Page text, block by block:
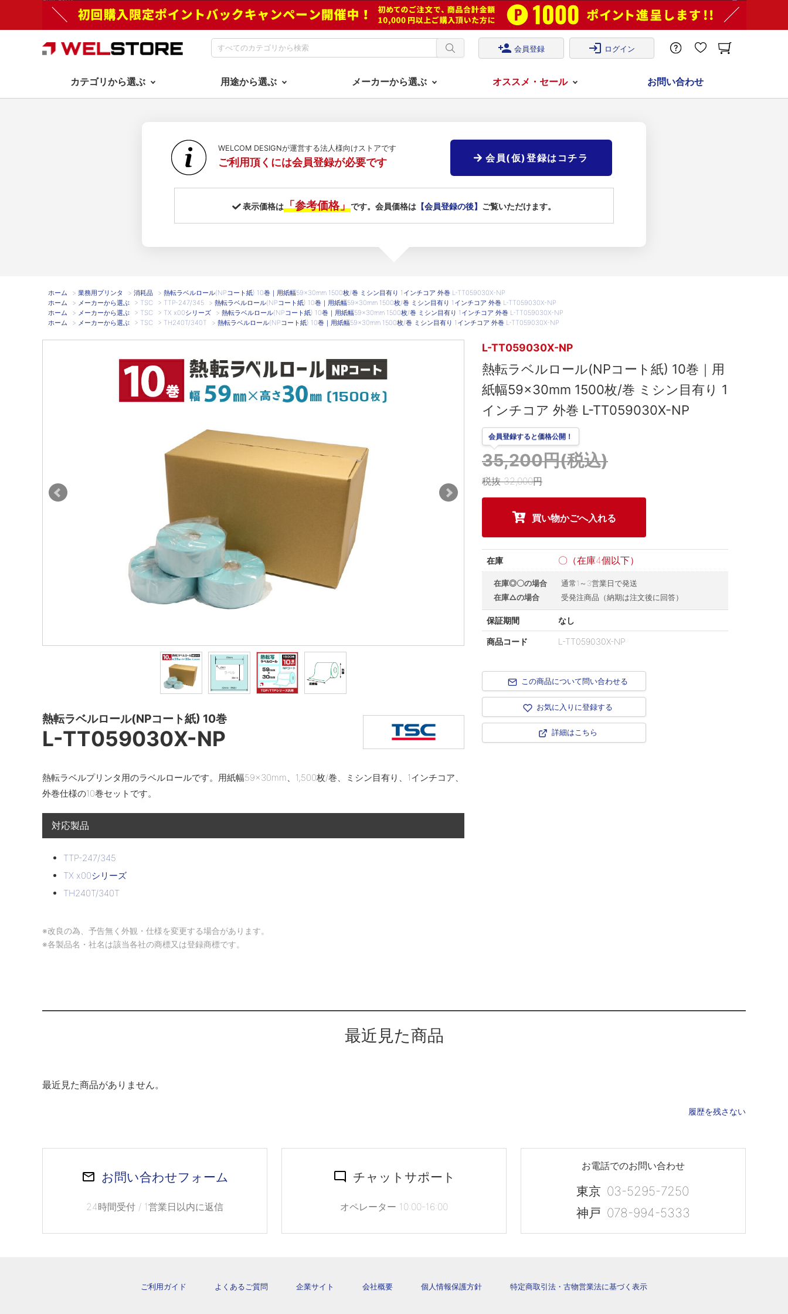
person_add 会員登録 login ログイン
カテゴリから選ぶ 用途から選ぶ メーカーから選ぶ オススメ・セール お問い合わせ
WELCOM DESIGNが運営する法人様向けストアです
ご利用頂くには会員登録が必要です 会員(仮)登録はコチラ
表示価格は「参考価格」です。会員価格は【会員登録の後】 ご覧いただけます。
ホーム > 業務用プリンタ > 消耗品 > 熱転ラベルロール(NPコート紙) 10巻｜用紙幅59×30mm 1500枚/巻 ミシン目有り 1インチコア 外巻 L-TT059030X-NP
ホーム
> メーカーから選ぶ > TSC > TTP-247/345 > 熱転ラベルロール(NPコート紙) 10巻｜用紙幅59×30mm 1500枚/巻 ミシン目有り 1インチコア 外巻 L-TT059030X-NP
ホーム
> メーカーから選ぶ > TSC > TX x00シリーズ > 熱転ラベルロール(NPコート紙) 10巻｜用紙幅59×30mm 1500枚/巻 ミシン目有り 1インチコア 外巻 L-TT059030X-NP
ホーム
> メーカーから選ぶ > TSC > TH240T/340T > 熱転ラベルロール(NPコート紙) 10巻｜用紙幅59×30mm 1500枚/巻 ミシン目有り 1インチコア 外巻 L-TT059030X-NP
熱転ラベルロール(NPコート紙) 10巻
L-TT059030X-NP
熱転ラベルプリンタ用のラベルロールです。用紙幅59×30mm、1,500枚/巻、ミシン目有り、1インチコア、
外巻仕様の10巻セットです。
対応製品
TTP-247/345
TX x00シリーズ
TH240T/340T
※改良の為、予告無く外観・仕様を変更する場合があります。
※各製品名・社名は該当各社の商標又は登録商標です。
L-TT059030X-NP
熱転ラベルロール(NPコート紙) 10巻｜用
紙幅59×30mm 1500枚/巻 ミシン目有り 1
インチコア 外巻 L-TT059030X-NP
35,200円(税込)
会員登録すると価格公開！
税抜 32,000円
商品コード L-TT059030X-NP
在庫◎〇の場合
通常1～3営業日で発送
在庫△の場合
受発注商品（納期は注文後に回答）
保証期間 なし
在庫 〇（在庫4個以下）
買い物かごへ入れる
この商品について問い合わせる
お気に入りに登録する
詳細はこちら
最近見た商品
最近見た商品がありません。
履歴を残さない
お問い合わせフォーム
24時間受付 / 1営業日以内に返信
チャットサポート
オペレーター 10:00-16:00
お電話でのお問い合わせ
東京 03-5295-7250
神戸 078-994-5333
ご利用ガイド よくあるご質問 企業サイト 会社概要 個人情報保護方針 特定商取引法・古物営業法に基づく表示